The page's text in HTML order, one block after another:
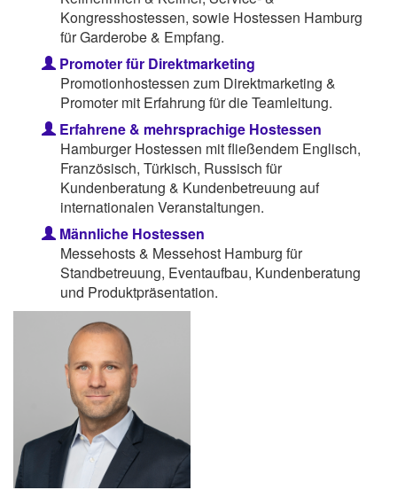
Kongresshostessen, sowie Hostessen Hamburg
für Garderobe & Empfang.
Promoter für Direktmarketing
Promotionhostessen zum Direktmarketing &
Promoter mit Erfahrung für die Teamleitung.
Erfahrene & mehrsprachige Hostessen
Hamburger Hostessen mit fließendem Englisch,
Französisch, Türkisch, Russisch für
Kundenberatung & Kundenbetreuung auf
internationalen Veranstaltungen.
Männliche Hostessen
Messehosts & Messehost Hamburg für
Standbetreuung, Eventaufbau, Kundenberatung
und Produktpräsentation.